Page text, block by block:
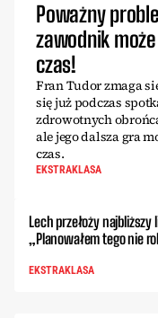
Poważny
zawodnik
czas!
Fran Tudor zmaga
się już podczas
zdrowotnych
ale jego dalsza gra
czas.
EKSTRAKLASA
Lech przełoży najbliższy
„Planowałem tego nie
EKSTRAKLASA